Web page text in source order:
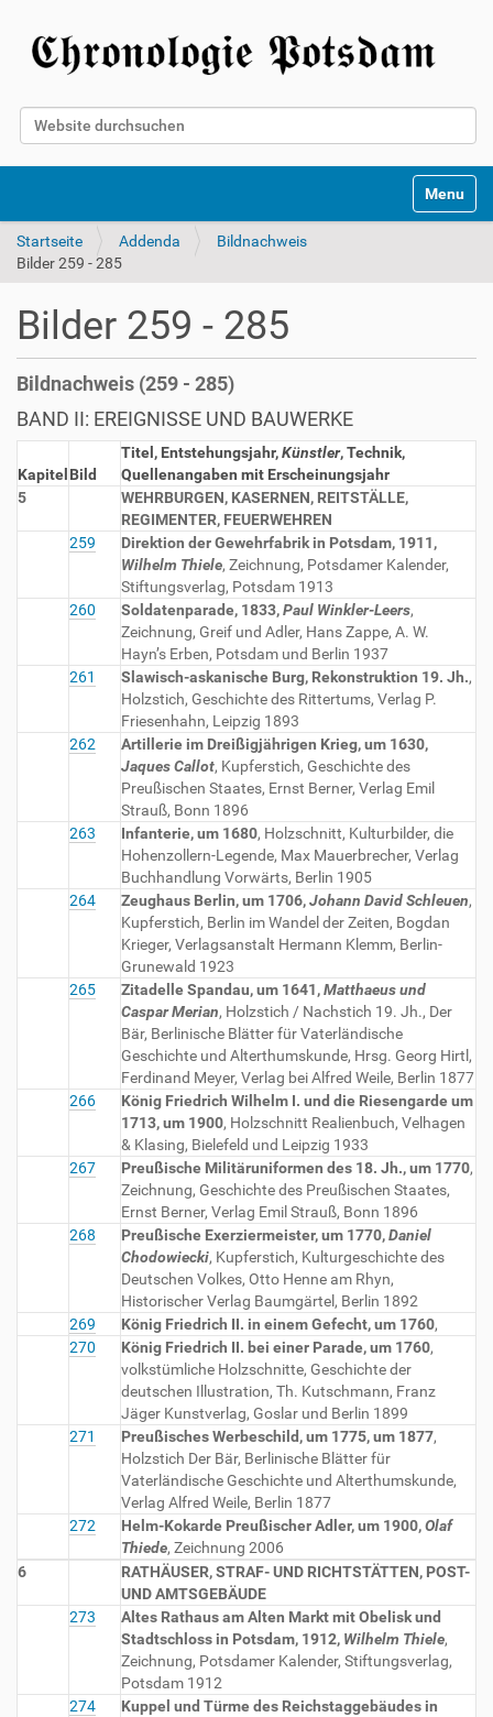
Website durchsuchen
Toggle
Startseite Addenda
Bildnachweis
Bilder 259 - 285
Bilder 259 - 285
Bildnachweis (259 - 285)
BAND II: EREIGNISSE UND BAUWERKE
Kapitel Bild
Titel, Entstehungsjahr,Künstler, Technik,
Quellenangaben mit Erscheinungsjahr
5
WEHRBURGEN, KASERNEN, REITSTÄLLE,
REGIMENTER, FEUERWEHREN
259
Direktion der Gewehrfabrik in Potsdam, 1911,
Wilhelm Thiele, Zeichnung, Potsdamer Kalender,
Stiftungsverlag, Potsdam 1913
260
Soldatenparade, 1833,Paul Winkler-Leers,
Zeichnung, Greif und Adler, Hans Zappe, A. W.
Hayn’s Erben, Potsdam und Berlin 1937
261
Slawisch-askanische Burg, Rekonstruktion 19. Jh.,
Holzstich, Geschichte des Rittertums, Verlag P.
Friesenhahn, Leipzig 1893
262
Artillerie im Dreißigjährigen Krieg, um 1630,
Jaques Callot, Kupferstich, Geschichte des
Preußischen Staates, Ernst Berner, Verlag Emil
Strauß, Bonn 1896
263
Infanterie, um 1680, Holzschnitt, Kulturbilder, die
Hohenzollern-Legende, Max Mauerbrecher, Verlag
Buchhandlung Vorwärts, Berlin 1905
264
Zeughaus Berlin, um 1706,Johann David Schleuen,
Kupferstich, Berlin im Wandel der Zeiten, Bogdan
Krieger, Verlagsanstalt Hermann Klemm, Berlin-
Grunewald 1923
265
Zitadelle Spandau, um 1641,Matthaeus und
Caspar Merian, Holzstich / Nachstich 19. Jh., Der
Bär, Berlinische Blätter für Vaterländische
Geschichte und Alterthumskunde, Hrsg. Georg Hirtl,
Ferdinand Meyer, Verlag bei Alfred Weile, Berlin 1877
266
König Friedrich Wilhelm I. und die Riesengarde um
1713, um 1900, Holzschnitt Realienbuch, Velhagen
& Klasing, Bielefeld und Leipzig 1933
267
Preußische Militäruniformen des 18. Jh., um 1770,
Zeichnung, Geschichte des Preußischen Staates,
Ernst Berner, Verlag Emil Strauß, Bonn 1896
268
Preußische Exerziermeister, um 1770,Daniel
Chodowiecki, Kupferstich, Kulturgeschichte des
Deutschen Volkes, Otto Henne am Rhyn,
Historischer Verlag Baumgärtel, Berlin 1892
269
König Friedrich II. in einem Gefecht, um 1760,
270
König Friedrich II. bei einer Parade, um 1760,
volkstümliche Holzschnitte, Geschichte der
deutschen Illustration, Th. Kutschmann, Franz
Jäger Kunstverlag, Goslar und Berlin 1899
271
Preußisches Werbeschild, um 1775, um 1877,
Holzstich Der Bär, Berlinische Blätter für
Vaterländische Geschichte und Alterthumskunde,
Verlag Alfred Weile, Berlin 1877
272
Helm-Kokarde Preußischer Adler, um 1900,Olaf
Thiede, Zeichnung 2006
6
RATHÄUSER, STRAF- UND RICHTSTÄTTEN, POST-
UND AMTSGEBÄUDE
273
Altes Rathaus am Alten Markt mit Obelisk und
Stadtschloss in Potsdam, 1912, Wilhelm Thiele,
Zeichnung, Potsdamer Kalender, Stiftungsverlag,
Potsdam 1912
274
Kuppel und Türme des Reichstaggebäudes in